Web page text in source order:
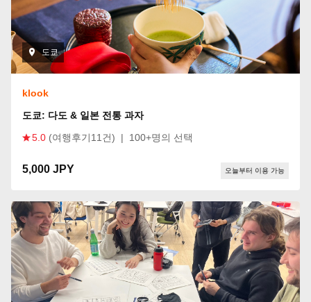
도쿄
klook
도쿄: 다도 & 일본 전통 과자
5.0 (여행후기11건) | 100+명의 선택
5,000 JPY 오늘부터 이용 가능